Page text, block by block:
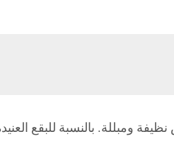
بالنسبة للبقع